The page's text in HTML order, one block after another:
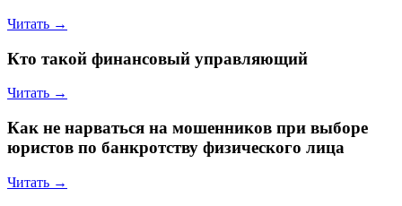
Читать →
Кто такой финансовый управляющий
Читать →
Как не нарваться на мошенников при выборе
юристов по банкротству физического лица
Читать →